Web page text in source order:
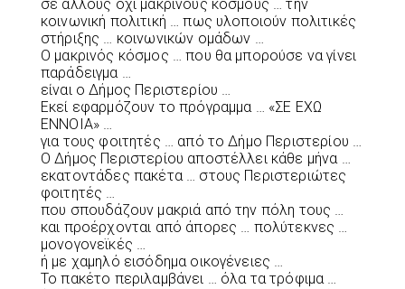
σε άλλους όχι μακρινούς κόσμους … την
κοινωνική πολιτική … πως υλοποιούν πολιτικές
στήριξης … κοινωνικών ομάδων …
Ο μακρινός κόσμος … που θα μπορούσε να γίνει
παράδειγμα …
είναι ο Δήμος Περιστερίου …
Εκεί εφαρμόζουν το πρόγραμμα … «ΣΕ ΕΧΩ
ΕΝΝΟΙΑ» …
για τους φοιτητές … από το Δήμο Περιστερίου …
Ο Δήμος Περιστερίου αποστέλλει κάθε μήνα …
εκατοντάδες πακέτα … στους Περιστεριώτες
φοιτητές …
που σπουδάζουν μακριά από την πόλη τους …
και προέρχονται από άπορες … πολύτεκνες …
μονογονεϊκές …
ή με χαμηλό εισόδημα οικογένειες …
Το πακέτο περιλαμβάνει … όλα τα τρόφιμα …